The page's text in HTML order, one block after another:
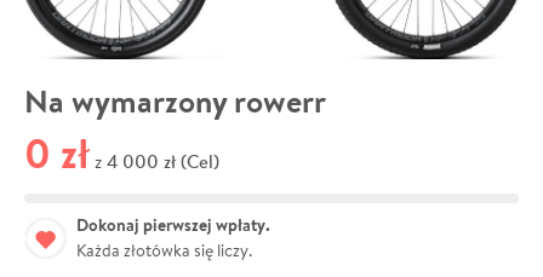
Na wymarzony rowerr
0 zł z 4 000 zł (Cel)
Dokonaj pierwszej wpłaty.
Każda złotówka się liczy.